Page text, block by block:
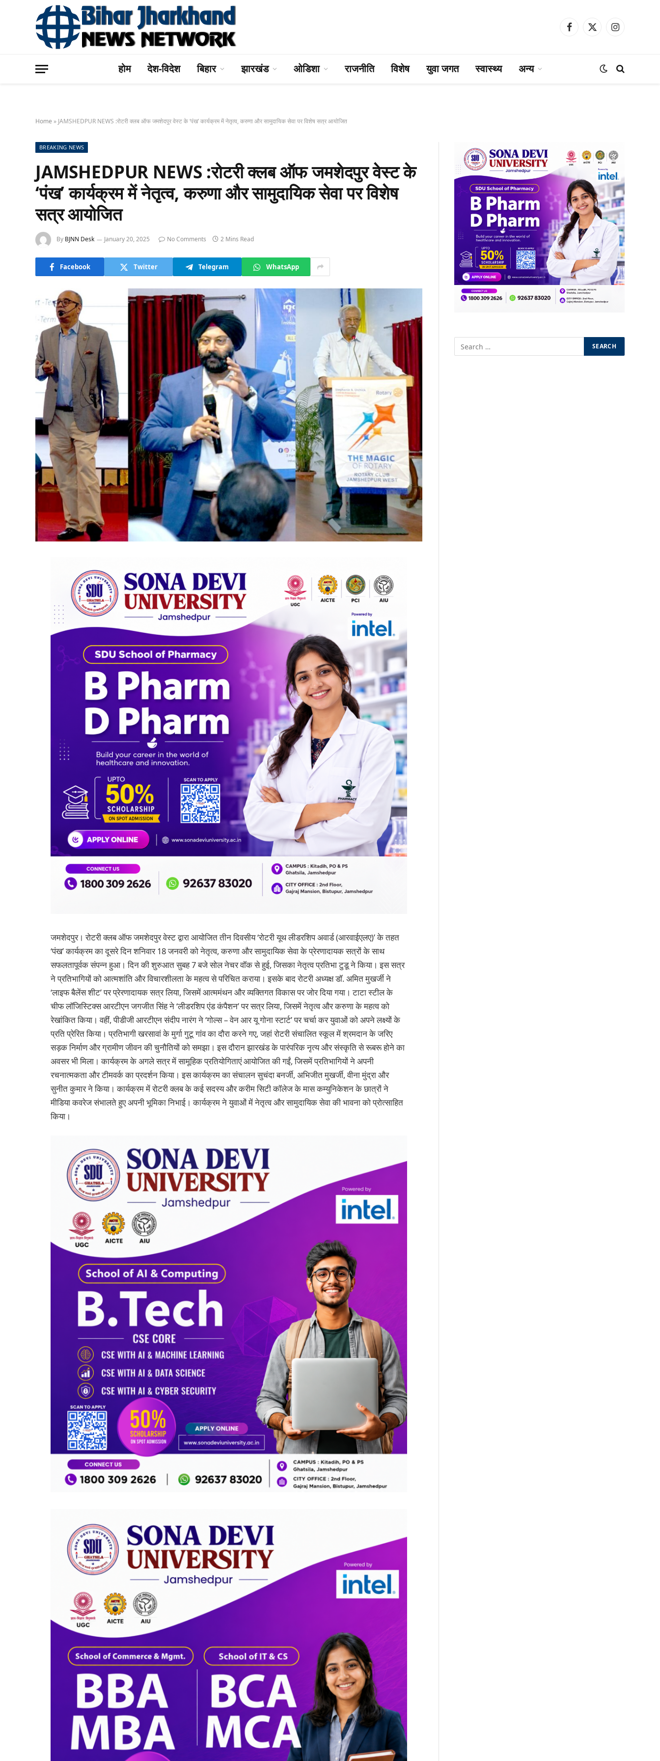
Facebook
X
Instagram
होम देश-विदेश बिहार झारखंड ओडिशा राजनीति विशेष युवा जगत स्वास्थ्य अन्य
Home » JAMSHEDPUR NEWS :रोटरी क्लब ऑफ जमशेदपुर वेस्ट के ‘पंख’ कार्यक्रम में नेतृत्व, करुणा और सामुदायिक सेवा पर विशेष सत्र आयोजित
BREAKING NEWS
JAMSHEDPUR NEWS :रोटरी क्लब ऑफ जमशेदपुर वेस्ट के
‘पंख’ कार्यक्रम में नेतृत्व, करुणा और सामुदायिक सेवा पर विशेष
सत्र आयोजित
By BJNN Desk January 20, 2025 No Comments 2 Mins Read
Facebook Twitter Telegram WhatsApp
जमशेदपुर। रोटरी क्लब ऑफ जमशेदपुर वेस्ट द्वारा आयोजित तीन दिवसीय ‘रोटरी यूथ लीडरशिप अवार्ड (आरवाईएलए)’ के तहत
‘पंख’ कार्यक्रम का दूसरे दिन शनिवार 18 जनवरी को नेतृत्व, करुणा और सामुदायिक सेवा के प्रेरणादायक सत्रों के साथ
सफलतापूर्वक संपन्न हुआ। दिन की शुरुआत सुबह 7 बजे सोल नेचर वॉक से हुई, जिसका नेतृत्व प्रतिभा टुडू ने किया। इस सत्र
ने प्रतिभागियों को आत्मशांति और विचारशीलता के महत्व से परिचित कराया। इसके बाद रोटरी अध्यक्ष डॉ. अमित मुखर्जी ने
‘लाइफ बैलेंस शीट’ पर प्रेरणादायक सत्र लिया, जिसमें आत्ममंथन और व्यक्तिगत विकास पर जोर दिया गया। टाटा स्टील के
चीफ लॉजिस्टिक्स आरटीएन जगजीत सिंह ने ‘लीडरशिप एंड कंपैशन’ पर सत्र लिया, जिसमें नेतृत्व और करुणा के महत्व को
रेखांकित किया। वहीं, पीडीजी आरटीएन संदीप नारंग ने ‘गोल्स – वेन आर यू गोना स्टार्ट’ पर चर्चा कर युवाओं को अपने लक्ष्यों के
प्रति प्रेरित किया। प्रतिभागी खरसावां के मुर्गा गुटू गांव का दौरा करने गए, जहां रोटरी संचालित स्कूल में श्रमदान के जरिए
सड़क निर्माण और ग्रामीण जीवन की चुनौतियों को समझा। इस दौरान झारखंड के पारंपरिक नृत्य और संस्कृति से रूबरू होने का
अवसर भी मिला। कार्यक्रम के अगले सत्र में सामूहिक प्रतियोगिताएं आयोजित की गईं, जिसमें प्रतिभागियों ने अपनी
रचनात्मकता और टीमवर्क का प्रदर्शन किया। इस कार्यक्रम का संचालन सुचंदा बनर्जी, अभिजीत मुखर्जी, वीना मुंद्रा और
सुनीत कुमार ने किया। कार्यक्रम में रोटरी क्लब के कई सदस्य और करीम सिटी कॉलेज के मास कम्युनिकेशन के छात्रों ने
मीडिया कवरेज संभालते हुए अपनी भूमिका निभाई। कार्यक्रम ने युवाओं में नेतृत्व और सामुदायिक सेवा की भावना को प्रोत्साहित
किया।